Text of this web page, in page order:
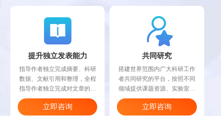
提升独立发表能力
指导作者独立完成摘要、科研
数据、文献引用和整理，全程
指导作者独立完成对文章的修
改、润色、投刊、发表，并随
时做出指引与纠正。
立即咨询
共同研究
搭建世界范围内广大科研工作
者共同研究的平台，按照不同
领域提供课题资源、实验室资
源，促进科研实验的强强联合
与取长补短。
立即咨询